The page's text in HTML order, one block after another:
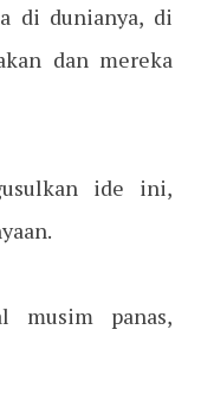
di dunianya, di
dan mereka
ide ini,
musim panas,